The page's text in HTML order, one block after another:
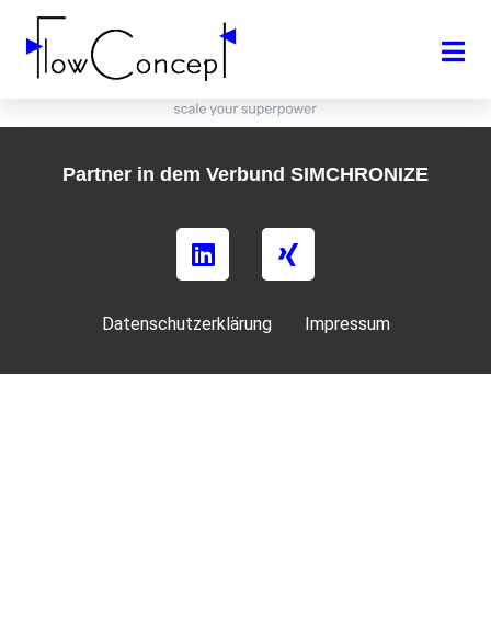
Partner in dem Verbund SIMCHRONIZE
Datenschutzerklärung Impressum